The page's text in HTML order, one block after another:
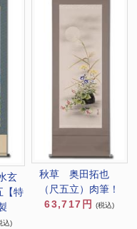
玄
特
込)
秋草 奥田拓也
（尺五立）肉筆！
63,717円
(税込)